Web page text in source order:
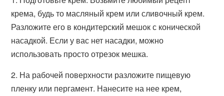
крема, будь то масляный крем или сливочный крем.
Разложите его в кондитерский мешок с конической
насадкой. Если у вас нет насадки, можно
использовать просто отрезок мешка.
2. На рабочей поверхности разложите пищевую
пленку или пергамент. Нанесите на нее крем,